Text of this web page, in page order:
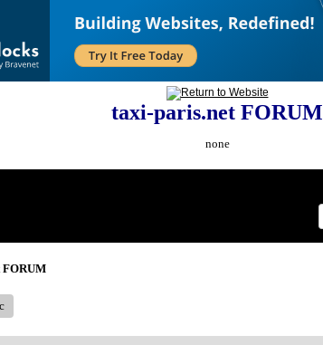
taxi-paris.net FORUM
none